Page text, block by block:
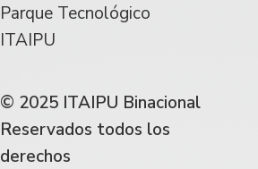
Parque Tecnológico
ITAIPU
© 2025 ITAIPU Binacional
Reservados todos los
derechos